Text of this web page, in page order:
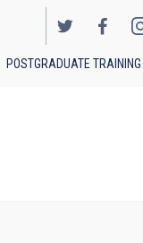
POSTGRADUATE TRAINING